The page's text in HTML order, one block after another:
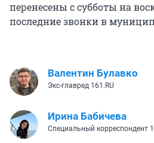
перенесены с субботы на
последние звонки в
Валентин Булавко
Экс-главред 161.RU
Ирина Бабичева
Специальный корреспондент